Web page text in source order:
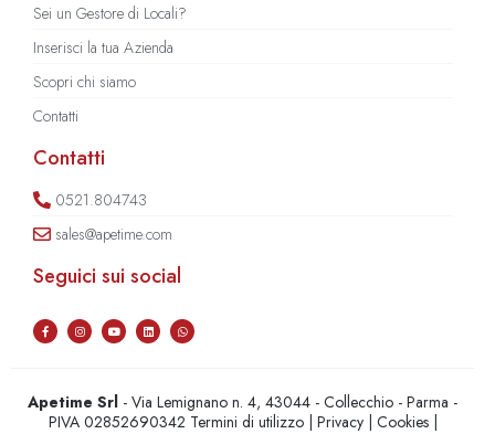
Sei un Gestore di Locali?
Inserisci la tua Azienda
Scopri chi siamo
Contatti
Contatti
0521.804743
sales@apetime.com
Seguici sui social
Apetime Srl - Via Lemignano n. 4, 43044 - Collecchio - Parma -
PIVA 02852690342 Termini di utilizzo| Privacy| Cookies|